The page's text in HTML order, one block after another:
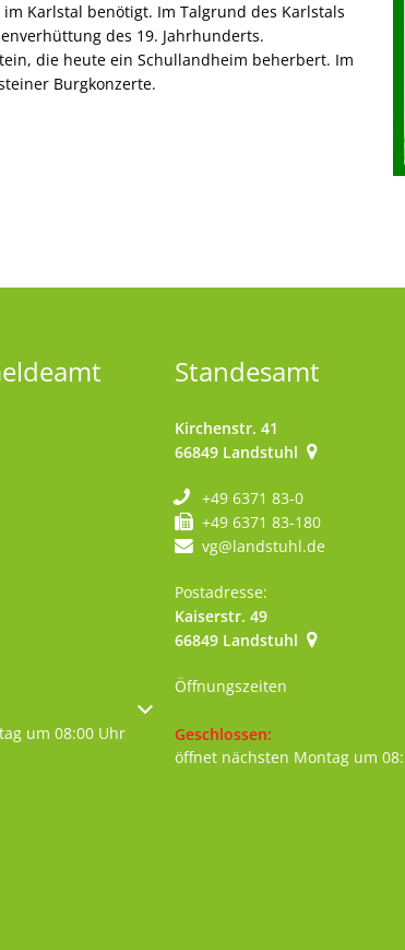
Karlstal benötigt. Im Talgrund des Karlstals
des 19. Jahrhunderts.
die heute ein Schullandheim beherbert. Im
Burgkonzerte.
oder Schließzeiten auszublenden
um 08:00 Uhr
Standesamt
Kirchenstr. 41
66849 Landstuhl
+49 6371 83-0
+49 6371 83-180
vg@landstuhl.de
Postadresse:
Kaiserstr. 49
66849 Landstuhl
Öffnungszeiten
Klicken, um weitere Öffnungs-
Geschlossen:
öffnet nächsten Montag um